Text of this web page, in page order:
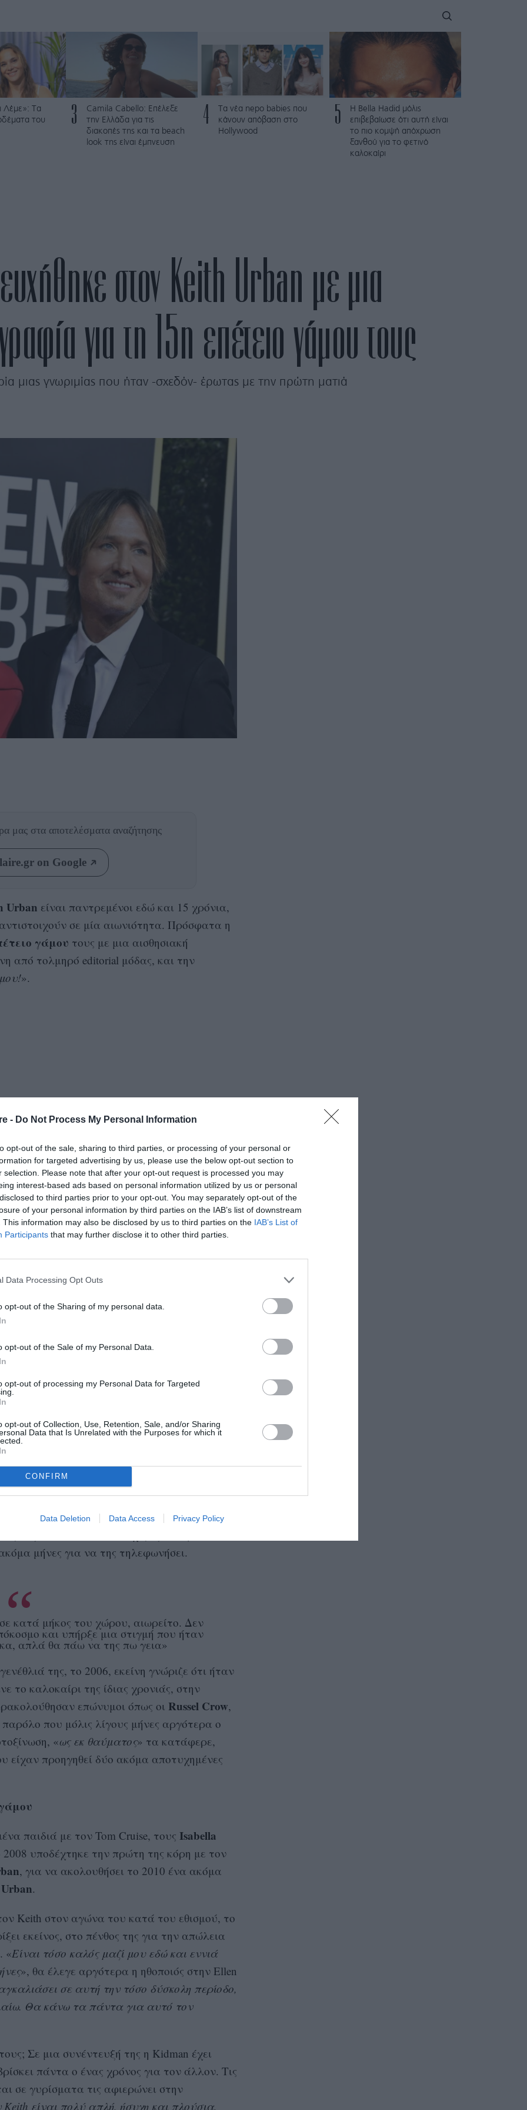
- Do Not Process My Personal Information
opt-out of the sale, sharing to third parties, or processing of your personal or
for targeted advertising by us, please use the below opt-out section to
selection. Please note that after your opt-out request is processed you may
interest-based ads based on personal information utilized by us or personal
to third parties prior to your opt-out. You may separately opt-out of the
of your personal information by third parties on the IAB’s list of downstream
This information may also be disclosed by us to third parties on the IAB’s List of
Participants that may further disclose it to other third parties.
Data Processing Opt Outs
opt-out of the Sharing of my personal data.
opt-out of the Sale of my Personal Data.
opt-out of processing my Personal Data for Targeted
opt-out of Collection, Use, Retention, Sale, and/or Sharing
Data that Is Unrelated with the Purposes for which it
CONFIRM
Data Deletion Data Access Privacy Policy
Λέμε»: Τα
του
3
Camila Cabello: Επέλεξε
την Ελλάδα για τις
διακοπές της και τα beach
look της είναι έμπνευση
4
Τα νέα nepo babies που
κάνουν απόβαση στο
Hollywood
5
Η Bella Hadid μόλις
επιβεβαίωσε ότι αυτή είναι
το πιο κομψή απόχρωση
ξανθού για το φετινό
καλοκαίρι
στον Keith Urban με μια
για τη 15η επέτειο γάμου τους
μιας γνωριμίας που ήταν -σχεδόν- έρωτας με την πρώτη ματιά
μας στα αποτελέσματα αναζήτησης
on Google
Urban είναι παντρεμένοι εδώ και 15 χρόνια,
σε μία αιωνιότητα. Πρόσφατα η
γάμου τους με μια αισθησιακή
από τολμηρό editorial μόδας, και την
».
μένα»
διαζύγιο της Nicole Kidman από τον
–σχεδόν- έρωτας με την πρώτη ματιά, αν
δεν κατάλαβαν από την αρχή ο ένας το
να σκέφτομαι ότι τον είχα ερωτευτεί, αλλά
του Urban, όπως τις περιέγραψε στηνOprah
κατά μήκος του χώρου, αιωρείτο. Δεν
και υπήρξε μια στιγμή που ήταν μόνη της
πω γεια». Από την πρώτη κουβέντα που
αν και όπως ισχυρίζεται η Kidman,
μήνες για να της τηλεφωνήσει.
κατά μήκος του χώρου, αιωρείτο. Δεν
και υπήρξε μια στιγμή που ήταν
απλά θα πάω να της πω γεια»
της, το 2006, εκείνη γνώριζε ότι ήταν
το καλοκαίρι της ίδιας χρονιάς, στην
επώνυμοι όπως οι Russel Crow,
που μόλις λίγους μήνες αργότερα ο
«ως εκ θαύματος» τα κατάφερε,
είχαν προηγηθεί δύο ακόμα αποτυχημένες
παιδιά με τον Tom Cruise, τους Isabella
υποδέχτηκε την πρώτη της κόρη με τον
, για να ακολουθήσει το 2010 ένα ακόμα
.
Keith στον αγώνα του κατά του εθισμού, το
εκείνος, στο πένθος της για την απώλεια
«Είναι τόσο καλός μαζί μου εδώ και εννιά
», θα έλεγε αργότερα η ηθοποιός στην Ellen
σε αυτή την τόσο δύσκολη περίοδο,
Θα κάνω τα πάντα για αυτό τον
Σε μια συνέντευξή της η Kidman έχει
πάντα ο ένας χρόνος για τον άλλον. Τις
σε γυρίσματα τις αφιερώνει στην
είναι πολύ απλή, ήσυχη και πλούσια,